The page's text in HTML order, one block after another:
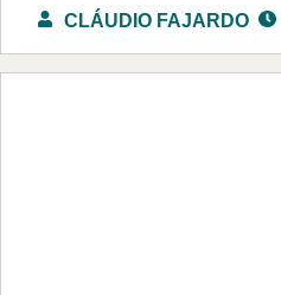
CLÁUDIO FAJARDO